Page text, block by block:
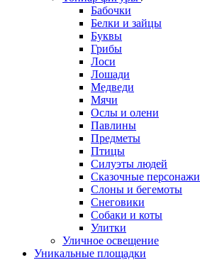
Бабочки
Белки и зайцы
Буквы
Грибы
Лоси
Лошади
Медведи
Мячи
Ослы и олени
Павлины
Предметы
Птицы
Силуэты людей
Сказочные персонажи
Слоны и бегемоты
Снеговики
Собаки и коты
Улитки
Уличное освещение
Уникальные площадки